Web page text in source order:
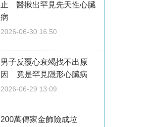
止 醫揪出罕見先天性心臟
病
2026-06-30 16:50
男子反覆心衰竭找不出原
因 竟是罕見隱形心臟病
2026-06-29 13:09
200萬傳家金飾險成垃